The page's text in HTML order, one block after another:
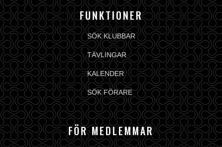
FUNKTIONER
SÖK KLUBBAR
TÄVLINGAR
KALENDER
SÖK FÖRARE
FÖR MEDLEMMAR